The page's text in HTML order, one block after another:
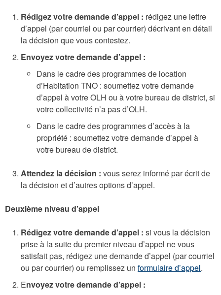
Rédigez votre demande d’appel : rédigez une lettre
d’appel (par courriel ou par courrier) décrivant en détail
la décision que vous contestez.
Envoyez votre demande d’appel :
Dans le cadre des programmes de location
d’Habitation TNO : soumettez votre demande
d’appel à votre OLH ou à votre bureau de district, si
votre collectivité n’a pas d’OLH.
Dans le cadre des programmes d’accès à la
propriété : soumettez votre demande d’appel à
votre bureau de district.
Attendez la décision : vous serez informé par écrit de
la décision et d’autres options d’appel.
Deuxième niveau d’appel
Rédigez votre demande d’appel : si vous la décision
prise à la suite du premier niveau d’appel ne vous
satisfait pas, rédigez une demande d’appel (par courriel
ou par courrier) ou remplissez un formulaire d’appel.
Envoyez votre demande d’appel :